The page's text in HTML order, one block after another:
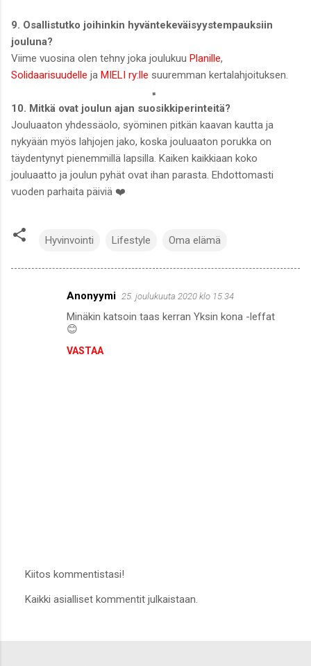
9. Osallistutko joihinkin hyväntekeväisyystempauksiin
jouluna?
Viime vuosina olen tehny joka joulukuu Planille,
Solidaarisuudelle ja MIELI ry:lle suuremman kertalahjoituksen.
10. Mitkä ovat joulun ajan suosikkiperinteitä?
Jouluaaton yhdessäolo, syöminen pitkän kaavan kautta ja
nykyään myös lahjojen jako, koska jouluaaton porukka on
täydentynyt pienemmillä lapsilla. Kaiken kaikkiaan koko
jouluaatto ja joulun pyhät ovat ihan parasta. Ehdottomasti
vuoden parhaita päiviä ❤️
Hyvinvointi Lifestyle Oma elämä
Anonyymi 25. joulukuuta 2020 klo 15.34
Minäkin katsoin taas kerran Yksin kona -leffat
😊
VASTAA
ä
Kiitos kommentistasi!
Kaikki asialliset kommentit julkaistaan.